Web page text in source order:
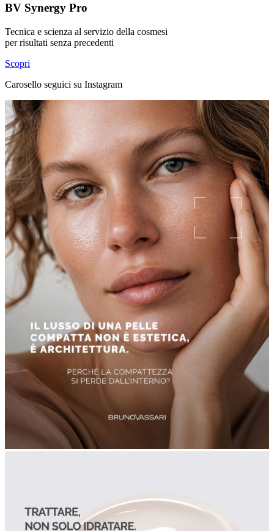
BV Synergy Pro
Tecnica e scienza al servizio della cosmesi
per risultati senza precedenti
Scopri
Carosello seguici su Instagram